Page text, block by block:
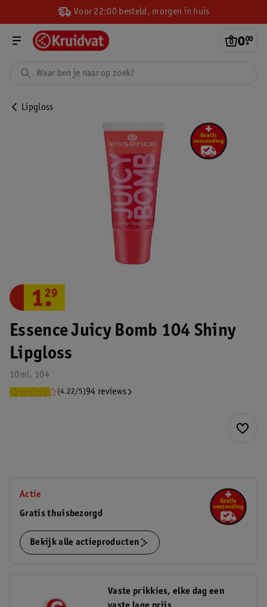
Voor 22:00 besteld, morgen in huis
0.
00
Lipgloss
Essence Juicy Bomb 104 Shiny
Lipgloss
10ml, 104
(4.22/5)94 reviews
1.
29
Actie
Gratis thuisbezorgd
Bekijk alle actieproducten
Vaste prikkies, elke dag een